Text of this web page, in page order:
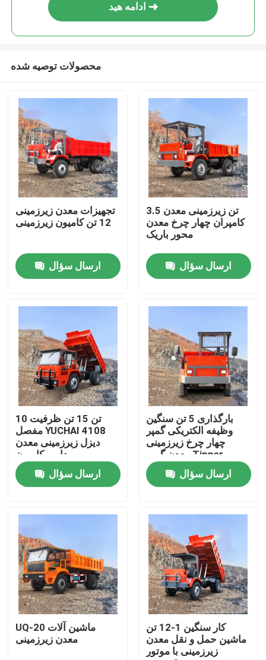
دربارهی ما
اطلاعات تماس
محصولات
ویدیوها
کامیون معدن زیرزمینی
کامیون زیرزمینی مفصلی
کامیون کشنده
ادامه هید
محصولات توصیه شده
تجهیزات معدن زیرزمینی
12 تن کامیون زیرزمینی
ارسال سؤال
3.5 تن زیرزمینی معدن
کامپران چهار چرخ معدن
محور باریک
ارسال سؤال
10 تن 15 تن ظرفیت
مفصل YUCHAI 4108
دیزل زیرزمینی معدن
دامپر کامیون
ارسال سؤال
بارگذاری 5 تن سنگین
وظیفه الکتریکی گمپر
چهار چرخ زیرزمینی
معدن گمپر Tipper
ارسال سؤال
UQ-20 ماشین آلات
معدن زیرزمینی
کار سنگین 1-12 تن
ماشین حمل و نقل معدن
زیرزمینی با موتور